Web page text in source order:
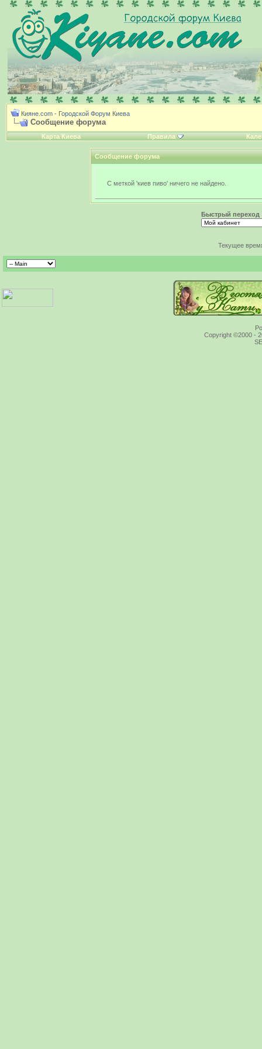
Кияне.com - Городской Форум Киева
Сообщение форума
Карта Киева Правила
Сообщение форума
С меткой 'киев пиво' ничего не найдено.
Быстрый переход
Текущее
Copyright ©2000 -